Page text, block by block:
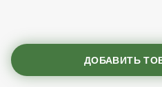
ДОБАВИТЬ